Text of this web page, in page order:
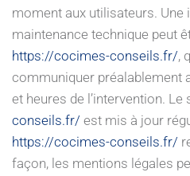
moment aux utilisateurs.
maintenance technique peut
https://cocimes-conseils.fr/,
communiquer préalablement
et heures de l’intervention. Le
conseils.fr/ est mis à jour
https://cocimes-conseils.fr/
façon, les mentions légales